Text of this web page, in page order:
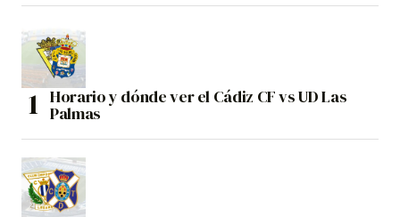
Horario y dónde ver el Cádiz CF vs UD Las
Palmas